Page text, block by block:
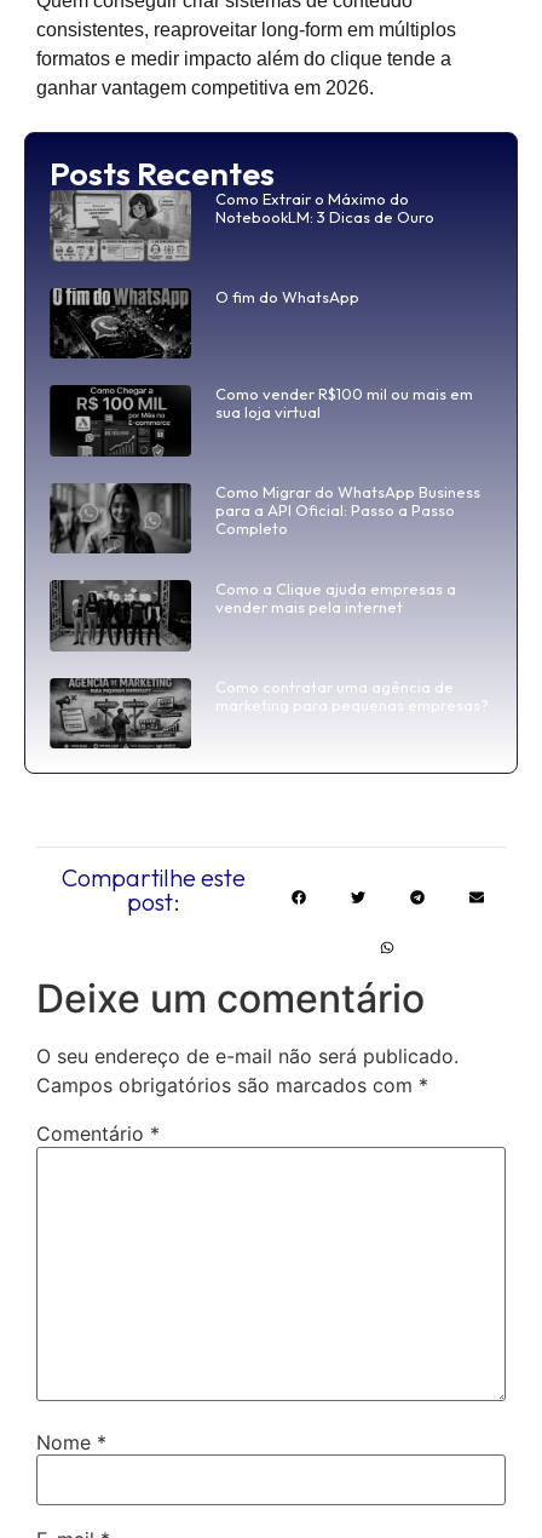
consistentes, reaproveitar long-form em múltiplos
formatos e medir impacto além do clique tende a
ganhar vantagem competitiva em 2026.
Posts Recentes
Como Extrair o Máximo do
NotebookLM: 3 Dicas de Ouro
O fim do WhatsApp
Como vender R$100 mil ou mais em
sua loja virtual
Como Migrar do WhatsApp Business
para a API Oficial: Passo a Passo
Completo
Como a Clique ajuda empresas a
vender mais pela internet
Como contratar uma agência de
marketing para pequenas empresas?
Compartilhe este
post:
Deixe um comentário
O seu endereço de e-mail não será publicado.
Campos obrigatórios são marcados com *
Comentário *
Nome *